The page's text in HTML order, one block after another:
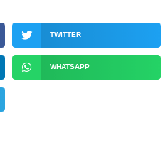
TWITTER
WHATSAPP